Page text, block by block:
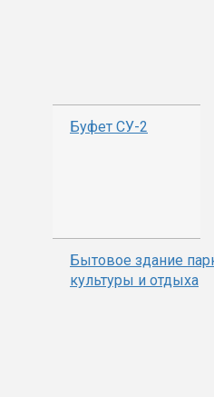
Буфет СУ-2
Бытовое здание
культуры и отдыха